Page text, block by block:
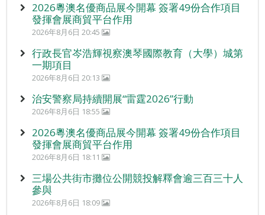
2026粵澳名優商品展今開幕 簽署49份合作項目
發揮會展商貿平台作用
2026年8月6日 20:45
行政長官岑浩輝視察澳琴國際教育（大學）城第
一期項目
2026年8月6日 20:13
治安警察局持續開展“雷霆2026”行動
2026年8月6日 18:55
2026粵澳名優商品展今開幕 簽署49份合作項目
發揮會展商貿平台作用
2026年8月6日 18:11
三場公共街市攤位公開競投解釋會逾三百三十人
參與
2026年8月6日 18:09